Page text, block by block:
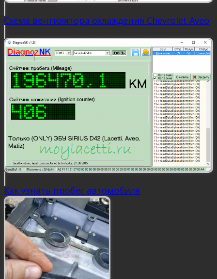
Схема вентилятора охлаждения Chevrolet Aveo
Как узнать пробег автомобиля